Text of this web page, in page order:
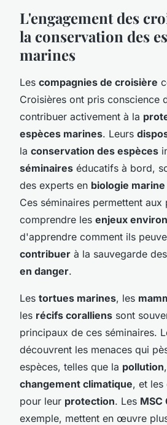
L'engagement des
la conservation des
marines
Les compagnies de croisière
Croisières ont pris conscience
contribuer activement à la
espèces marines. Leurs
la conservation des espèces
séminaires éducatifs à bord,
des experts en biologie marine
Ces séminaires permettent aux
comprendre les enjeux
d'apprendre comment ils
contribuer à la sauvegarde des
en danger.
Les tortues marines, les
les récifs coralliens sont
principaux de ces séminaires.
découvrent les menaces qui
espèces, telles que la pollution
changement climatique, et les
pour leur protection. Les MSC
exemple, mettent en œuvre